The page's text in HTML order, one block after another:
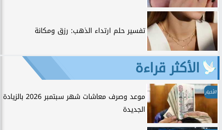
تفسير حلم ارتداء الذهب: رزق ومكانة
الأكثر قراءة
الأخبار
موعد وصرف معاشات شهر سبتمبر 2026 بالزيادة
الجديدة